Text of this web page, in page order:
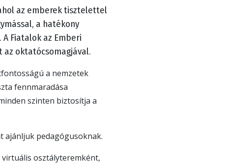
az emberek tisztelettel
a hatékony
Fiatalok az Emberi
az oktatócsomagjával.
a nemzetek
fennmaradása
szinten biztosítja a
ajánljuk pedagógusoknak.
osztályteremként,